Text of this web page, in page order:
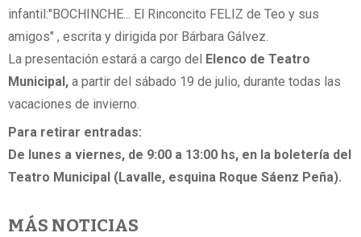
infantil:"BOCHINCHE... El Rinconcito FELIZ de Teo y sus
amigos" , escrita y dirigida por Bárbara Gálvez.
La presentación estará a cargo del Elenco de Teatro
Municipal, a partir del sábado 19 de julio, durante todas las
vacaciones de invierno.
Para retirar entradas:
De lunes a viernes, de 9:00 a 13:00 hs, en la boletería del
Teatro Municipal (Lavalle, esquina Roque Sáenz Peña).
MÁS NOTICIAS